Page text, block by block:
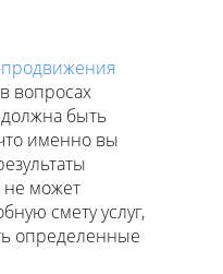
вопросах
быть
именно вы
не может
смету услуг,
определенные